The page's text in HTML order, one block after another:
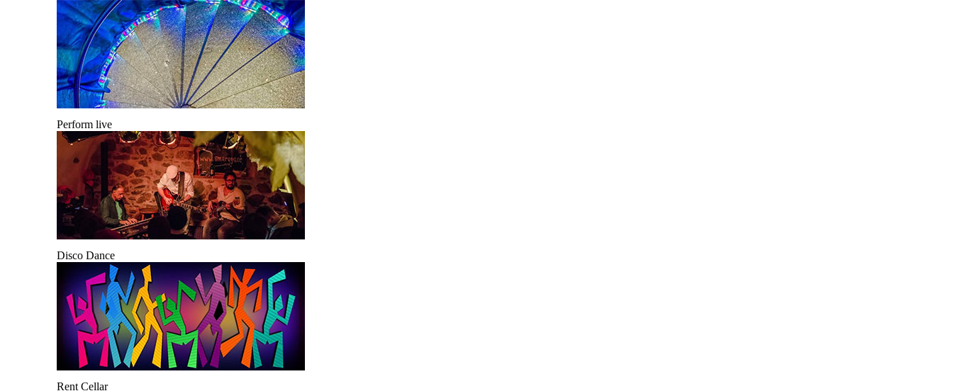
Perform live
Disco Dance
Rent Cellar